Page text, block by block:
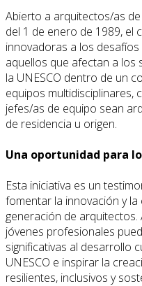
Abierto a arquitectos/as
del 1 de enero de 1989, el
innovadoras a los
aquellos que afectan a los
la UNESCO dentro de un
equipos multidisciplinares,
jefes/as de equipo sean
de residencia u origen.
Una oportunidad para
Esta iniciativa es un
fomentar la innovación y
generación de
jóvenes profesionales
significativas al desarrollo
UNESCO e inspirar la
resilientes, inclusivos y